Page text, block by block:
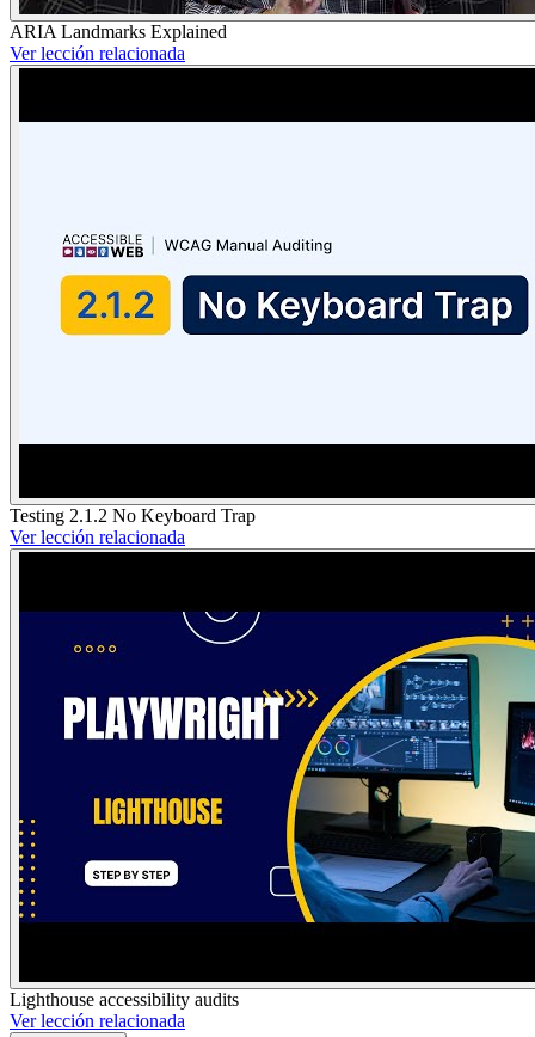
ARIA Landmarks Explained
Ver lección relacionada
Testing 2.1.2 No Keyboard Trap
Ver lección relacionada
Lighthouse accessibility audits
Ver lección relacionada